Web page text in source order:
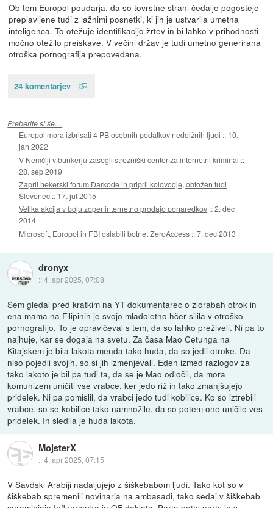
Ob tem Europol poudarja, da so tovrstne strani čedalje pogosteje
preplavljene tudi z lažnimi posnetki, ki jih je ustvarila umetna
inteligenca. To otežuje identifikacijo žrtev in bi lahko v prihodnosti
močno otežilo preiskave. V večini držav je tudi umetno generirana
otroška pornografija prepovedana.
24 komentarjev
Preberite si še…
Europol mora izbrisati 4 PB osebnih podatkov nedolžnih ljudi :: 10.
jan 2022
V Nemčiji v bunkerju zasegli strežniški center za internetni kriminal ::
28. sep 2019
Zaprli hekerski forum Darkode in priprli kolovodje, obtožen tudi
Slovenec :: 17. jul 2015
Velika akcija v boju zoper internetno prodajo ponaredkov ::2. dec
2014
Microsoft, Europol in FBI oslabili botnet ZeroAccess ::7. dec 2013
dronyx
::4. apr 2025, 07:08
Sem gledal pred kratkim na YT dokumentarec o zlorabah otrok in
ena mama na Filipinih je svojo mladoletno hčer silila v otroško
pornografijo. To je opravičeval s tem, da so lahko preživeli. Ni pa to
najhuje, kar se dogaja na svetu. Za časa Mao Cetunga na
Kitajskem je bila lakota menda tako huda, da so jedli otroke. Da
niso pojedli svojih, so si jih izmenjevali. Eden izmed razlogov za
tako lakoto je bil pa tudi ta, da se je Mao odločil, da mora
komunizem uničiti vse vrabce, ker jedo riž in tako zmanjšujejo
pridelek. Ni pa pomislil, da vrabci jedo tudi kobilice. Ko so iztrebili
vrabce, so se kobilice tako namnožile, da so potem one uničile ves
pridelek. In sledila je huda lakota.
MojsterX
::4. apr 2025, 07:15
V Savdski Arabiji nadaljujejo z šiškebabom ljudi. Tako kot so v
šiškebab spremenili novinarja na ambasadi, tako sedaj v šiškebab